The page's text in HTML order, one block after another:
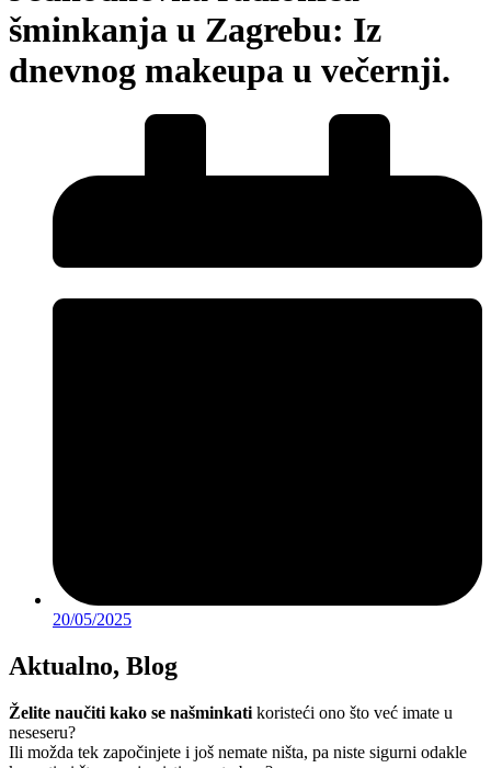
šminkanja u Zagrebu: Iz
dnevnog makeupa u večernji.
20/05/2025
Aktualno, Blog
Želite naučiti kako se našminkati koristeći ono što već imate u
neseseru?
Ili možda tek započinjete i još nemate ništa, pa niste sigurni odakle